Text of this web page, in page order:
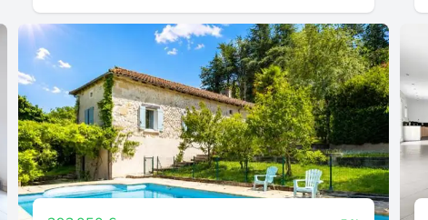
sol, garage, cave, wc, salle d'eau, chambre et
buanderie. 15 mn de la zone commerciale, 5 du village
avec école et boulangerie. Proposition d'aménagement
virtuel non contractuelle en dernière photo.
Honoraires inclus dans le prix : 5.2%.